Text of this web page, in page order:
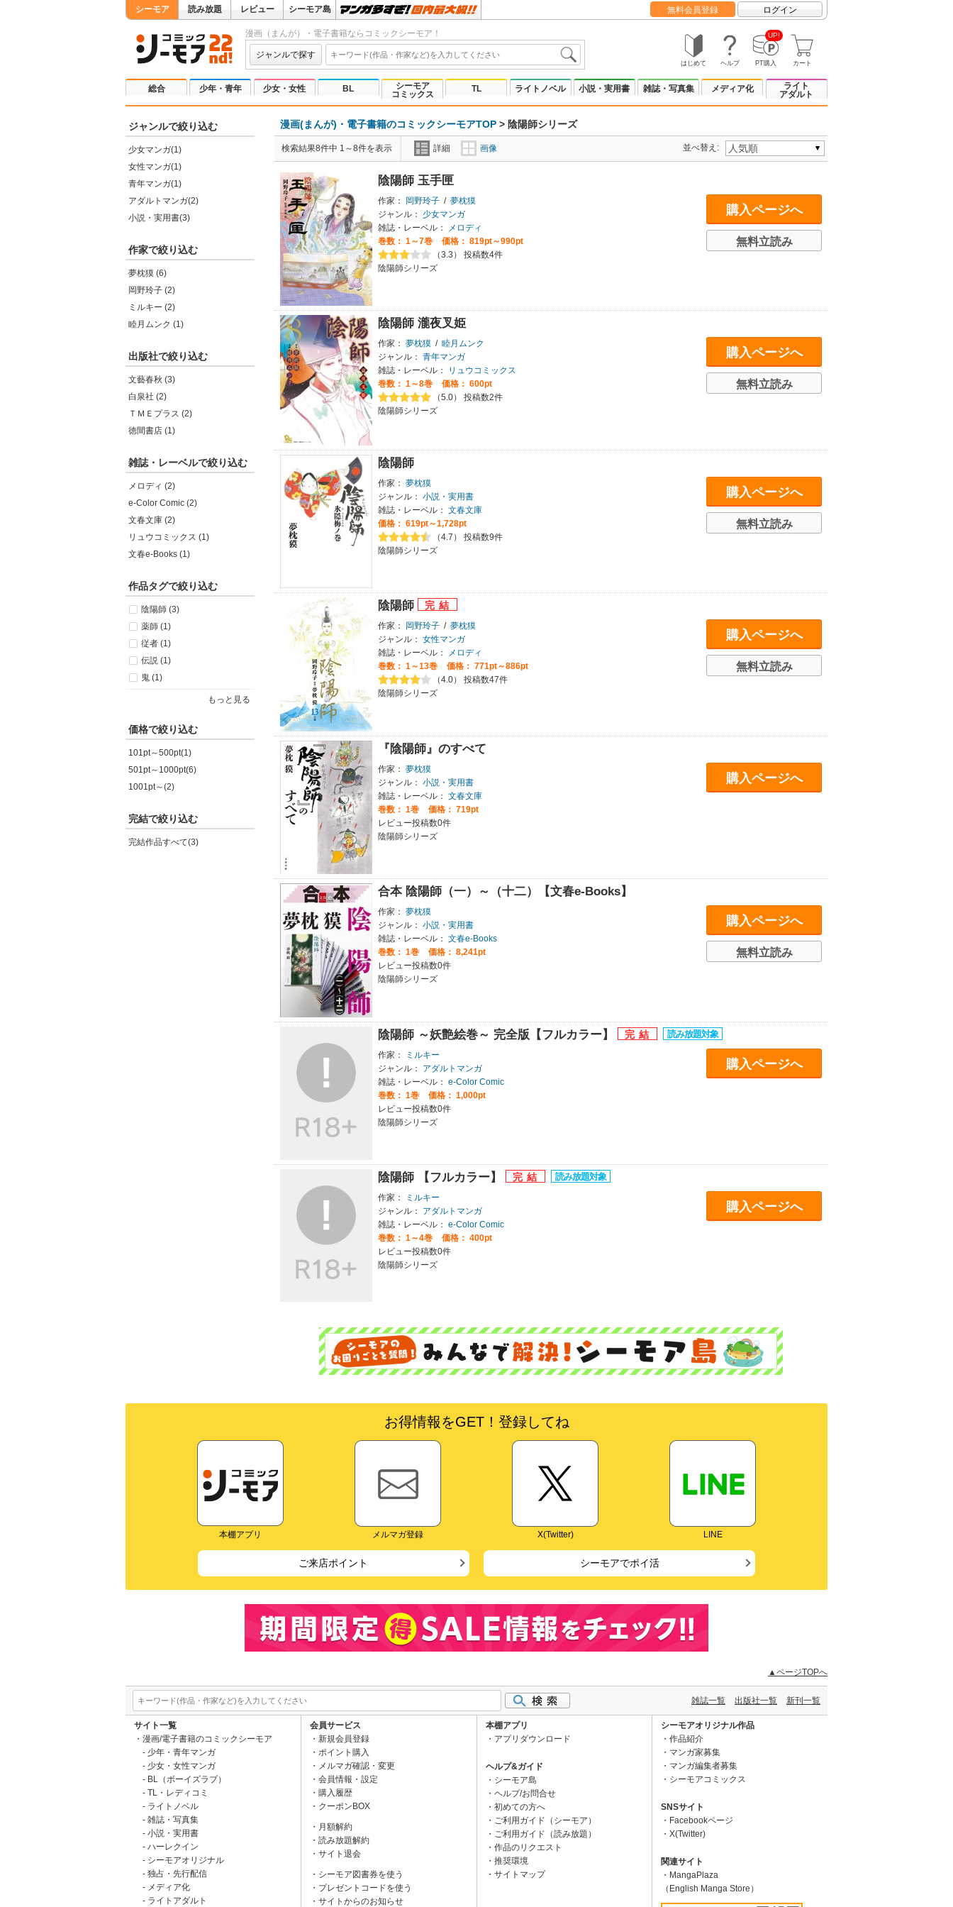
シーモア 読み放題 レビュー シーモア島 無料会員登録 ログイン
漫画（まんが）・電子書籍ならコミックシーモア！
ジャンルで探す
はじめて ヘルプ
UP!
PT購入 カート
総合 少年・青年 少女・女性 BL
シーモア
コミックス
TL ライトノベル 小説・実用書 雑誌・写真集 メディア化
ライト
アダルト
ジャンルで絞り込む
少女マンガ(1)
女性マンガ(1)
青年マンガ(1)
アダルトマンガ(2)
小説・実用書(3)
作家で絞り込む
夢枕獏 (6)
岡野玲子 (2)
ミルキー (2)
睦月ムンク (1)
出版社で絞り込む
文藝春秋 (3)
白泉社 (2)
ＴＭＥプラス (2)
徳間書店 (1)
雑誌・レーベルで絞り込む
メロディ (2)
e-Color Comic (2)
文春文庫 (2)
リュウコミックス (1)
文春e-Books (1)
作品タグで絞り込む
陰陽師 (3)
薬師 (1)
従者 (1)
伝説 (1)
鬼 (1)
もっと見る
価格で絞り込む
101pt～500pt(1)
501pt～1000pt(6)
1001pt～(2)
完結で絞り込む
完結作品すべて(3)
漫画(まんが)・電子書籍のコミックシーモアTOP > 陰陽師シリーズ
検索結果8件中 1～8件を表示 詳細 画像 並べ替え:
陰陽師 玉手匣
作家： 岡野玲子 / 夢枕獏
ジャンル：
少女マンガ
雑誌・レーベル：
メロディ
巻数： 1～7巻
価格： 819pt～990pt
（3.3） 投稿数4件
陰陽師シリーズ
購入ページへ
無料立読み
陰陽師 瀧夜叉姫
作家： 夢枕獏 / 睦月ムンク
ジャンル： 青年マンガ
雑誌・レーベル：
リュウコミックス
巻数： 1～8巻
価格： 600pt
（5.0） 投稿数2件
陰陽師シリーズ
購入ページへ
無料立読み
陰陽師
作家： 夢枕獏
ジャンル： 小説・実用書
雑誌・レーベル： 文春文庫
価格： 619pt～1,728pt
（4.7） 投稿数9件
陰陽師シリーズ
購入ページへ
無料立読み
陰陽師
作家： 岡野玲子 / 夢枕獏
ジャンル： 女性マンガ
雑誌・レーベル：
メロディ
巻数： 1～13巻
価格： 771pt～886pt
（4.0） 投稿数47件
陰陽師シリーズ
購入ページへ
無料立読み
『陰陽師』のすべて
作家： 夢枕獏
ジャンル： 小説・実用書
雑誌・レーベル： 文春文庫
巻数： 1巻
価格： 719pt
レビュー投稿数0件
陰陽師シリーズ
購入ページへ
合本 陰陽師（一）～（十二）【文春e-Books】
作家： 夢枕獏
ジャンル： 小説・実用書
雑誌・レーベル： 文春e-Books
巻数： 1巻
価格： 8,241pt
レビュー投稿数0件
陰陽師シリーズ
購入ページへ
無料立読み
陰陽師 ～妖艶絵巻～ 完全版【フルカラー】
作家：
ミルキー
ジャンル：
アダルトマンガ
雑誌・レーベル： e-Color Comic
巻数： 1巻
価格： 1,000pt
レビュー投稿数0件
陰陽師シリーズ
購入ページへ
陰陽師 【フルカラー】
作家：
ミルキー
ジャンル：
アダルトマンガ
雑誌・レーベル： e-Color Comic
巻数： 1～4巻
価格： 400pt
レビュー投稿数0件
陰陽師シリーズ
購入ページへ
お得情報をGET！登録してね
本棚アプリ メルマガ登録 X(Twitter) LINE
ご来店ポイント シーモアでポイ活
▲ページTOPへ
雑誌一覧 出版社一覧 新刊一覧
サイト一覧
漫画/電子書籍のコミックシーモア
少年・青年マンガ
少女・女性マンガ
BL（ボーイズラブ）
TL・レディコミ
ライトノベル
雑誌・写真集
小説・実用書
ハーレクイン
シーモアオリジナル
独占・先行配信
メディア化
ライトアダルト
会員サービス
新規会員登録
ポイント購入
メルマガ確認・変更
会員情報・設定
購入履歴
クーポンBOX
月額解約
読み放題解約
サイト退会
シーモア図書券を使う
プレゼントコードを使う
サイトからのお知らせ
本棚アプリ
アプリダウンロード
ヘルプ&ガイド
シーモア島
ヘルプ/お問合せ
初めての方へ
ご利用ガイド（シーモア）
ご利用ガイド（読み放題）
作品のリクエスト
推奨環境
サイトマップ
シーモアオリジナル作品
作品紹介
マンガ家募集
マンガ編集者募集
シーモアコミックス
SNSサイト
Facebookページ
X(Twitter)
関連サイト
MangaPlaza
（English Manga Store）